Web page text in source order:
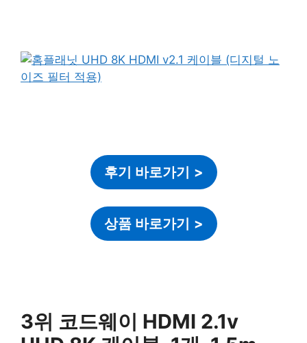
후기 바로가기 >
상품 바로가기 >
3위 코드웨이 HDMI 2.1v